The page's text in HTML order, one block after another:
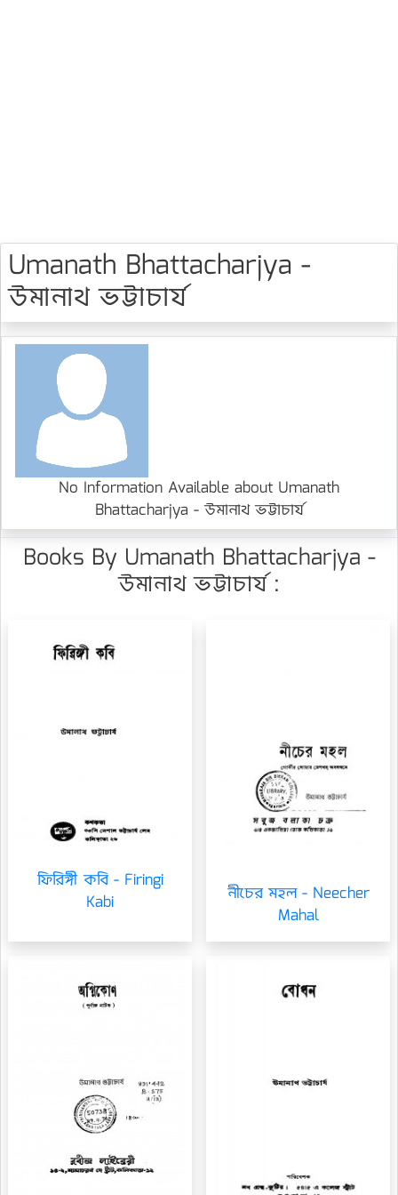
Umanath Bhattacharjya -
উমানাথ ভট্টাচার্য
No Information Available about Umanath
Bhattacharjya - উমানাথ ভট্টাচার্য
Books By Umanath Bhattacharjya -
উমানাথ ভট্টাচার্য :
ফিরিঙ্গী কবি - Firingi
Kabi
নীচের মহল - Neecher
Mahal